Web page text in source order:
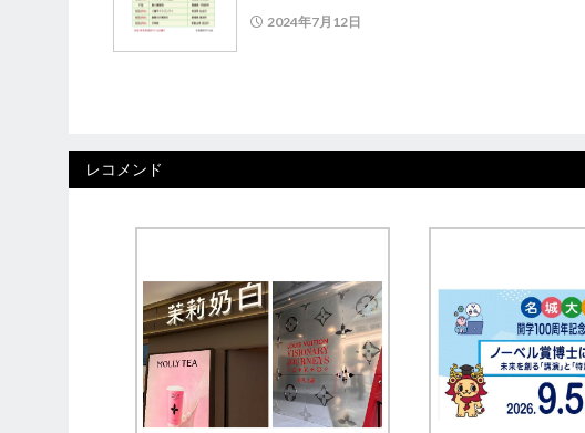
2024年7月12日
レコメンド